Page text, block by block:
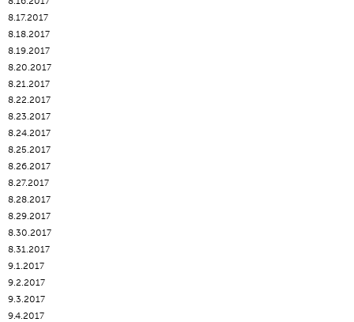
8.17.2017
8.18.2017
8.19.2017
8.20.2017
8.21.2017
8.22.2017
8.23.2017
8.24.2017
8.25.2017
8.26.2017
8.27.2017
8.28.2017
8.29.2017
8.30.2017
8.31.2017
9.1.2017
9.2.2017
9.3.2017
9.4.2017